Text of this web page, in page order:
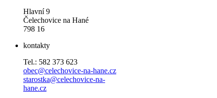
Hlavní 9
Čelechovice na Hané
798 16
kontakty
Tel.: 582 373 623
obec@celechovice-na-hane.cz
starostka@celechovice-na-
hane.cz